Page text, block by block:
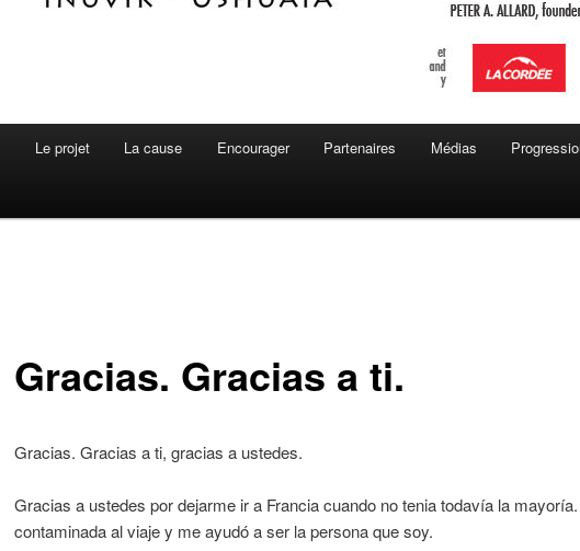
Le projet La cause Encourager Partenaires Médias
Gracias. Gracias a ti.
Gracias. Gracias a ti, gracias a ustedes.
Gracias a ustedes por dejarme ir a Francia cuando no tenia todavía la
contaminada al viaje y me ayudó a ser la persona que soy.